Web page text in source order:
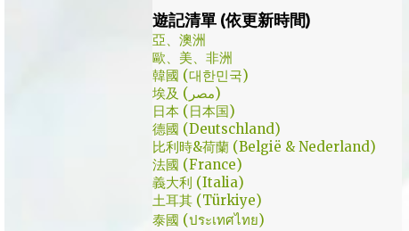
我還是在劇荒中，再重看第一集，意外的覺得
發現角色們的另外一面。像是大叔上班時原來
是講冷笑話的高手；至安那張毫無感情的臉，
讓人恐懼；另外大叔老婆偷情偷的天經地義，
無負擔，也讓我嚇到。 看這鏡頭有時候都不
知道老婆怎麼會回心轉意。 如同版友們所津
津樂道的，這部劇的細節很多，值得細細品嚐
的對話其實摘錄不完。但對我而言整部劇會燒
了起來，應該是從第四集，大叔把至安找進辦
公室談判開始 - 因為在當下風向完全測不出
不少，而且還bundle了不少近年常提到的
VPN，像是NordVPN/ Surfshark等…但因為這
些VPN服務都已經沒有免費的試用期了… 在花
了幾個小時試了一下，目前與大家推薦的是
Urban VPN
遊記清單 (依更新時間)
亞、澳洲
歐、美、非洲
韓國 (대한민국)
埃及 (مصر)
日本 (日本国)
德國 (Deutschland)
比利時&荷蘭 (België & Nederland)
法國 (France)
義大利 (Italia)
土耳其 (Türkiye)
泰國 (ประเทศไทย)